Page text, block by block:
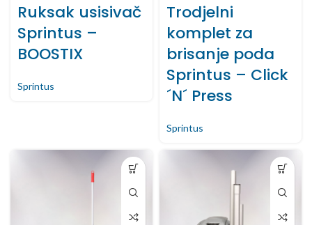
Ruksak usisivač
Sprintus –
BOOSTIX
Sprintus
Trodjelni
komplet za
brisanje poda
Sprintus – Click
´N´ Press
Sprintus